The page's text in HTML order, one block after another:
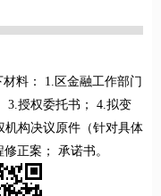
料： 1.区金融工作部门
3.授权委托书； 4.拟变
机构决议原件（针对具体
正案； 承诺书。